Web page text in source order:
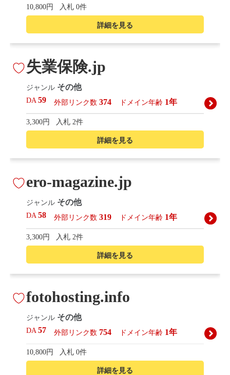
詳細を見る
10,800円 入札 0件
詳細を見る
失業保険.jp
ジャンル その他
DA59 外部リンク数 374 ドメイン年齢 1年
3,300円 入札 2件
詳細を見る
ero-magazine.jp
ジャンル その他
DA58 外部リンク数 319 ドメイン年齢 1年
3,300円 入札 2件
詳細を見る
fotohosting.info
ジャンル その他
DA57 外部リンク数 754 ドメイン年齢 1年
10,800円 入札 0件